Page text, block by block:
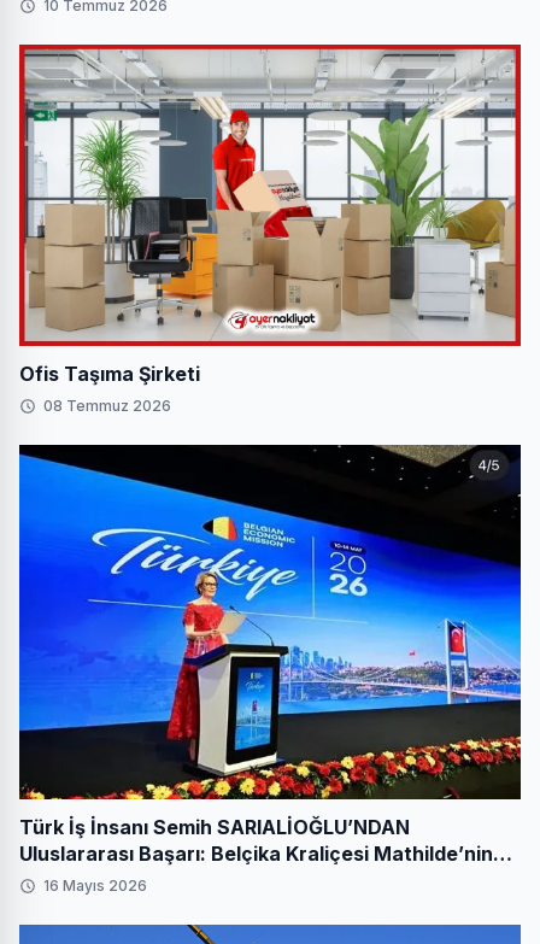
10 Temmuz 2026
Ofis Taşıma Şirketi
08 Temmuz 2026
Türk İş İnsanı Semih SARIALİOĞLU’NDAN
Uluslararası Başarı: Belçika Kraliçesi Mathilde’nin
Katıldığı Zirvede Stratejik İmza
16 Mayıs 2026